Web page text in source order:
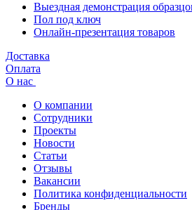
Выездная демонстрация
Пол под ключ
Онлайн-презентация товаров
Доставка
Оплата
О нас
О компании
Сотрудники
Проекты
Новости
Статьи
Отзывы
Вакансии
Политика конфиденциальности
Бренды